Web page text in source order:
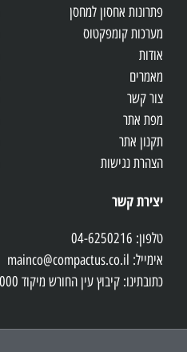
פתרונות אחסון למחסן
מערכות קומפקטוס
אודות
מאמרים
צור קשר
מפת אתר
תקנון אתר
הצהרת נגישות
יצירת קשר
טלפון: 04-6250216
אימייל: mainco@compactus.co.il
כתובתינו: קיבוץ עין החורש מיקוד 3898000